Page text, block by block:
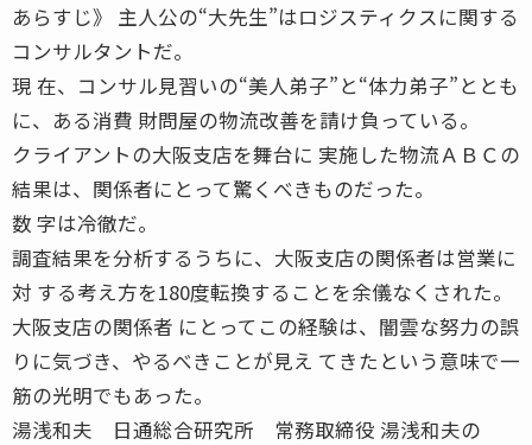
あらすじ》 主人公の“大先生”はロジスティクスに関する
コンサルタントだ。
現 在、コンサル見習いの“美人弟子”と“体力弟子”ととも
に、ある消費 財問屋の物流改善を請け負っている。
クライアントの大阪支店を舞台に 実施した物流ＡＢＣの
結果は、関係者にとって驚くべきものだった。
数 字は冷徹だ。
調査結果を分析するうちに、大阪支店の関係者は営業に
対 する考え方を180度転換することを余儀なくされた。
大阪支店の関係者 にとってこの経験は、闇雲な努力の誤
りに気づき、やるべきことが見え てきたという意味で一
筋の光明でもあった。
湯浅和夫 日通総合研究所 常務取締役 湯浅和夫の